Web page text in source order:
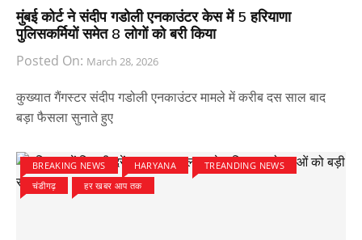
मुंबई कोर्ट ने संदीप गडोली एनकाउंटर केस में 5 हरियाणा
पुलिसकर्मियों समेत 8 लोगों को बरी किया
Posted On: March 28, 2026
कुख्यात गैंगस्टर संदीप गडोली एनकाउंटर मामले में करीब दस साल बाद
बड़ा फैसला सुनाते हुए
BREAKING NEWS HARYANA
TREANDING NEWS
चंडीगढ़
हर खबर आप तक